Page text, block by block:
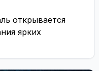
открывается
ярких